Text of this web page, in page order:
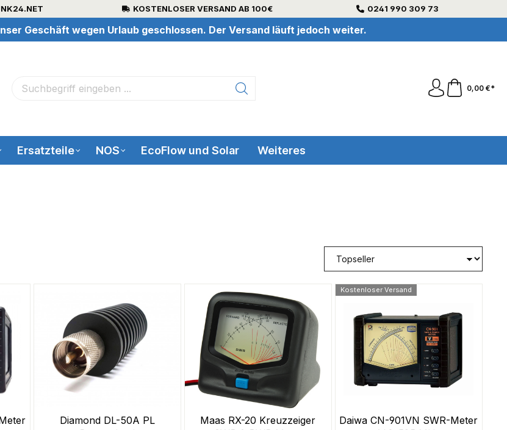
KOSTENLOSER VERSAND AB 100€ 0241 990 309 73
Geschäft wegen Urlaub geschlossen. Der Versand läuft jedoch weiter.
0,00 €*
Ersatzteile NOS EcoFlow und Solar Weiteres
Diamond DL-50A PL
Maas RX-20 Kreuzzeiger
Kostenloser Versand
Daiwa CN-901VN SWR-Meter